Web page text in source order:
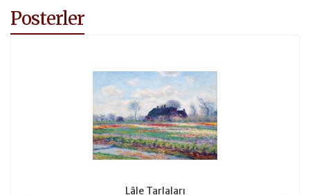
Posterler
Lâle Tarlaları